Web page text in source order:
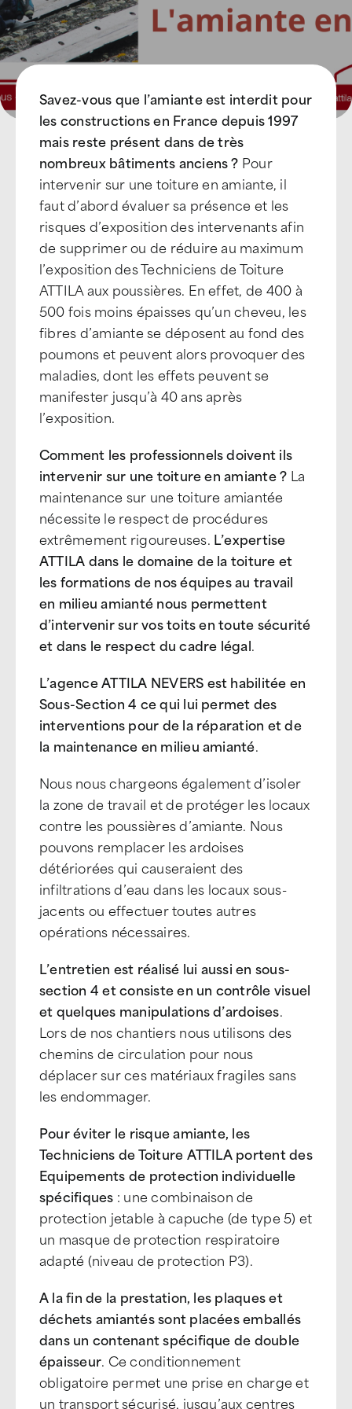
Savez-vous que l’amiante est interdit pour
les constructions en France depuis 1997
mais reste présent dans de très
nombreux bâtiments anciens ? Pour
intervenir sur une toiture en amiante, il
faut d’abord évaluer sa présence et les
risques d’exposition des intervenants afin
de supprimer ou de réduire au maximum
l’exposition des Techniciens de Toiture
ATTILA aux poussières. En effet, de 400 à
500 fois moins épaisses qu’un cheveu, les
fibres d’amiante se déposent au fond des
poumons et peuvent alors provoquer des
maladies, dont les effets peuvent se
manifester jusqu’à 40 ans après
l’exposition.
Comment les professionnels doivent ils
intervenir sur une toiture en amiante ? La
maintenance sur une toiture amiantée
nécessite le respect de procédures
extrêmement rigoureuses. L’expertise
ATTILA dans le domaine de la toiture et
les formations de nos équipes au travail
en milieu amianté nous permettent
d’intervenir sur vos toits en toute sécurité
et dans le respect du cadre légal.
L’agence ATTILA NEVERS est habilitée en
Sous-Section 4 ce qui lui permet des
interventions pour de la réparation et de
la maintenance en milieu amianté.
Nous nous chargeons également d’isoler
la zone de travail et de protéger les locaux
contre les poussières d’amiante. Nous
pouvons remplacer les ardoises
détériorées qui causeraient des
infiltrations d’eau dans les locaux sous-
jacents ou effectuer toutes autres
opérations nécessaires.
L’entretien est réalisé lui aussi en sous-
section 4 et consiste en un contrôle visuel
et quelques manipulations d’ardoises.
Lors de nos chantiers nous utilisons des
chemins de circulation pour nous
déplacer sur ces matériaux fragiles sans
les endommager.
Pour éviter le risque amiante, les
Techniciens de Toiture ATTILA portent des
Equipements de protection individuelle
spécifiques : une combinaison de
protection jetable à capuche (de type 5) et
un masque de protection respiratoire
adapté (niveau de protection P3).
A la fin de la prestation, les plaques et
déchets amiantés sont placées emballés
dans un contenant spécifique de double
épaisseur. Ce conditionnement
obligatoire permet une prise en charge et
un transport sécurisé, jusqu’aux centres